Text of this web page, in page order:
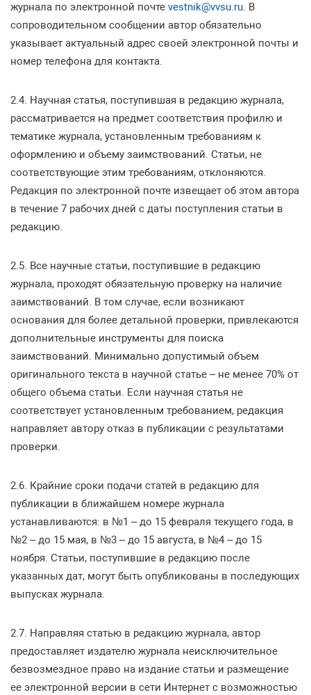
журнала по электронной почте vestnik@vvsu.ru. В
сопроводительном сообщении автор обязательно
указывает актуальный адрес своей электронной почты и
номер телефона для контакта.
2.4. Научная статья, поступившая в редакцию журнала,
рассматривается на предмет соответствия профилю и
тематике журнала, установленным требованиям к
оформлению и объему заимствований. Статьи, не
соответствующие этим требованиям, отклоняются.
Редакция по электронной почте извещает об этом автора
в течение 7 рабочих дней с даты поступления статьи в
редакцию.
2.5. Все научные статьи, поступившие в редакцию
журнала, проходят обязательную проверку на наличие
заимствований. В том случае, если возникают
основания для более детальной проверки, привлекаются
дополнительные инструменты для поиска
заимствований. Минимально допустимый объем
оригинального текста в научной статье – не менее 70% от
общего объема статьи. Если научная статья не
соответствует установленным требованием, редакция
направляет автору отказ в публикации с результатами
проверки.
2.6. Крайние сроки подачи статей в редакцию для
публикации в ближайшем номере журнала
устанавливаются: в №1 – до 15 февраля текущего года, в
№2 – до 15 мая, в №3 – до 15 августа, в №4 – до 15
ноября. Статьи, поступившие в редакцию после
указанных дат, могут быть опубликованы в последующих
выпусках журнала.
2.7. Направляя статью в редакцию журнала, автор
предоставляет издателю журнала неисключительное
безвозмездное право на издание статьи и размещение
ее электронной версии в сети Интернет с возможностью